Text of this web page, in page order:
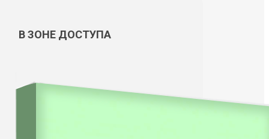
В ЗОНЕ ДОСТУПА